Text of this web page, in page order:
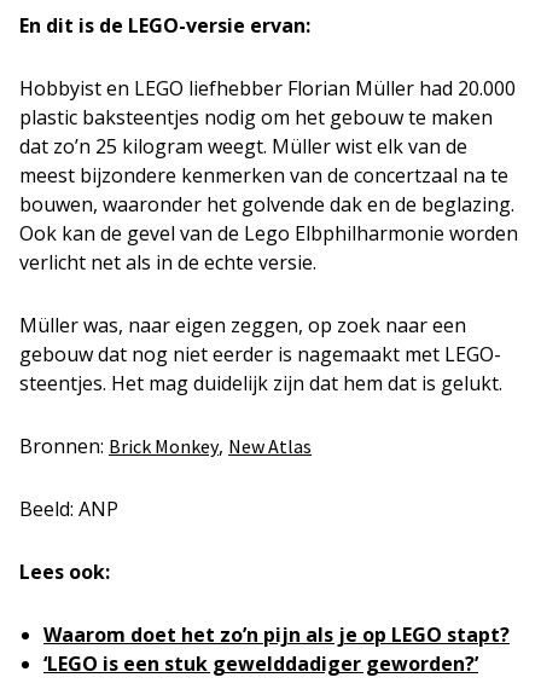
En dit is de LEGO-versie ervan:
Hobbyist en LEGO liefhebber Florian Müller had 20.000
plastic baksteentjes nodig om het gebouw te maken
dat zo’n 25 kilogram weegt. Müller wist elk van de
meest bijzondere kenmerken van de concertzaal na te
bouwen, waaronder het golvende dak en de beglazing.
Ook kan de gevel van de Lego Elbphilharmonie worden
verlicht net als in de echte versie.
Müller was, naar eigen zeggen, op zoek naar een
gebouw dat nog niet eerder is nagemaakt met LEGO-
steentjes. Het mag duidelijk zijn dat hem dat is gelukt.
Bronnen: Brick Monkey, New Atlas
Beeld: ANP
Lees ook:
Waarom doet het zo’n pijn als je op LEGO stapt?
‘LEGO is een stuk gewelddadiger geworden?’